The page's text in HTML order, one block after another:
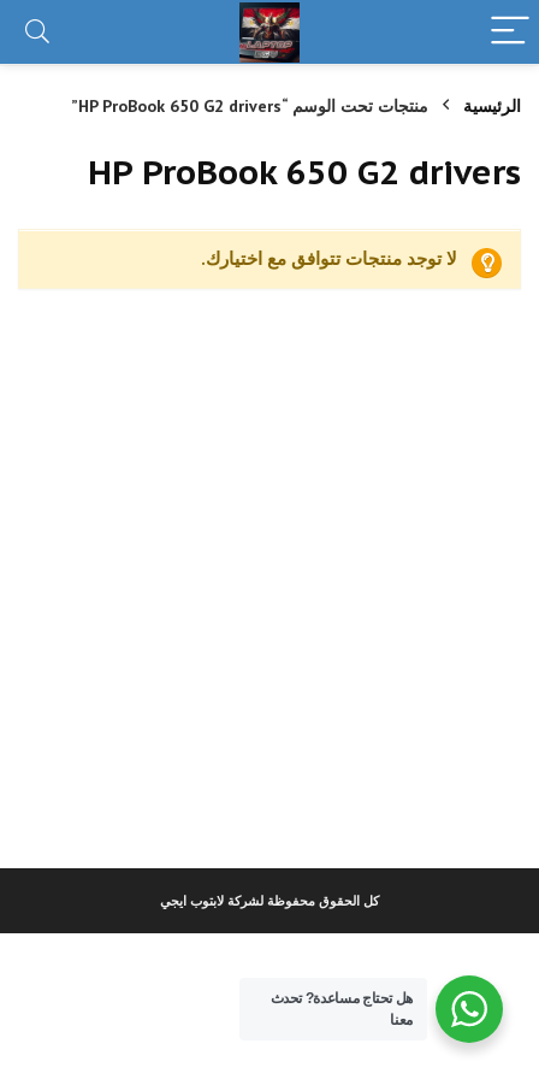
الرئيسية منتجات تحت الوسم “HP ProBook 650 G2 drivers”
HP ProBook 650 G2 drivers
لا توجد منتجات تتوافق مع اختيارك.
كل الحقوق محفوظة لشركة لابتوب ايجي
هل تحتاج مساعدة?تحدث
معنا